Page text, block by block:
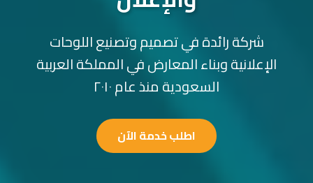
شركة رائدة في تصميم وتصنيع اللوحات
الإعلانية وبناء المعارض في المملكة العربية
السعودية منذ عام ٢٠١٠
اطلب خدمة الآن